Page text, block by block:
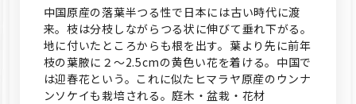
中国原産の落葉半つる性で日本には古い時代に渡
来。枝は分枝しながらつる状に伸びて垂れ下がる。
地に付いたところからも根を出す。葉より先に前年
枝の葉腋に２～2.5cmの黄色い花を着ける。中国で
は迎春花という。これに似たヒマラヤ原産のウンナ
ンソケイも栽培される。庭木・盆栽・花材